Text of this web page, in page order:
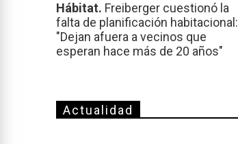
Hábitat. Freiberger cuestionó la
falta de planificación habitacional:
"Dejan afuera a vecinos que
esperan hace más de 20 años"
Actualidad